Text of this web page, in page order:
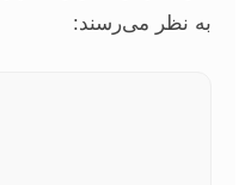
به نظر می‌رسند: